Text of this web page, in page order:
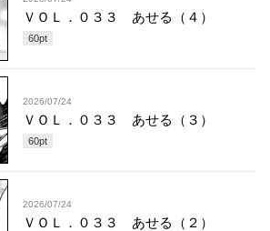
ＶＯＬ．０３３ あせる（４）
60pt
2026/07/24
ＶＯＬ．０３３ あせる（３）
60pt
2026/07/24
ＶＯＬ．０３３ あせる（２）